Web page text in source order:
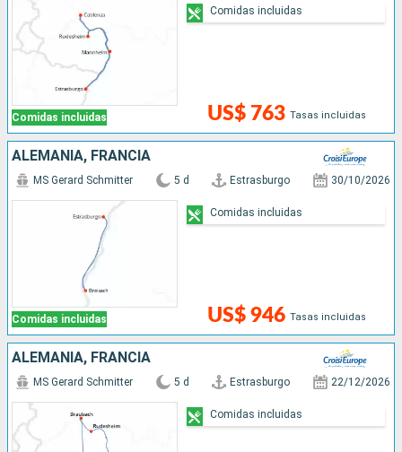
Comidas incluidas US$ 763 Tasas incluidas
Comidas incluidas
ALEMANIA, FRANCIA
Comidas incluidas
MS Gerard Schmitter 5 d Estrasburgo 30/10/2026
US$ 946 Tasas incluidas
Comidas incluidas
ALEMANIA, FRANCIA
MS Gerard Schmitter 5 d Estrasburgo 22/12/2026
Comidas incluidas